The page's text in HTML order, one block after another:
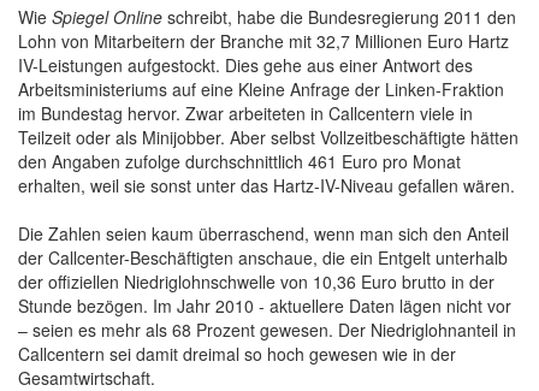
Wie Spiegel Online schreibt, habe die Bundesregierung 2011 den
Lohn von Mitarbeitern der Branche mit 32,7 Millionen Euro Hartz
IV-Leistungen aufgestockt. Dies gehe aus einer Antwort des
Arbeitsministeriums auf eine Kleine Anfrage der Linken-Fraktion
im Bundestag hervor. Zwar arbeiteten in Callcentern viele in
Teilzeit oder als Minijobber. Aber selbst Vollzeitbeschäftigte hätten
den Angaben zufolge durchschnittlich 461 Euro pro Monat
erhalten, weil sie sonst unter das Hartz-IV-Niveau gefallen wären.
Die Zahlen seien kaum überraschend, wenn man sich den Anteil
der Callcenter-Beschäftigten anschaue, die ein Entgelt unterhalb
der offiziellen Niedriglohnschwelle von 10,36 Euro brutto in der
Stunde bezögen. Im Jahr 2010 - aktuellere Daten lägen nicht vor
– seien es mehr als 68 Prozent gewesen. Der Niedriglohnanteil in
Callcentern sei damit dreimal so hoch gewesen wie in der
Gesamtwirtschaft.